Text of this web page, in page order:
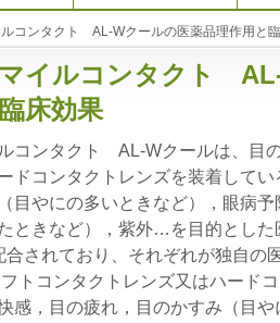
ルコンタクト AL-Wクールの医薬品理作用と
マイルコンタクト
床効果
コンタクト AL-Wクールは、目
ドコンタクトレンズを装着して
目やにの多いときなど），眼病予
ときなど），紫外…を目的とした
されており、それぞれが独自の
トコンタクトレンズ又はハード
感，目の疲れ，目のかすみ（目や